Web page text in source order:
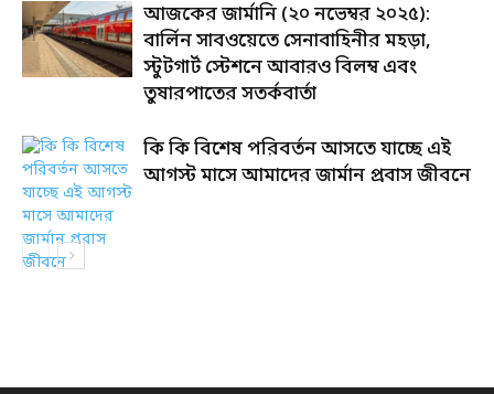
আজকের জার্মানি (২০ নভেম্বর ২০২৫):
বার্লিন সাবওয়েতে সেনাবাহিনীর মহড়া,
স্টুটগার্ট স্টেশনে আবারও বিলম্ব এবং
তুষারপাতের সতর্কবার্তা
কি কি বিশেষ পরিবর্তন আসতে যাচ্ছে এই
আগস্ট মাসে আমাদের জার্মান প্রবাস জীবনে